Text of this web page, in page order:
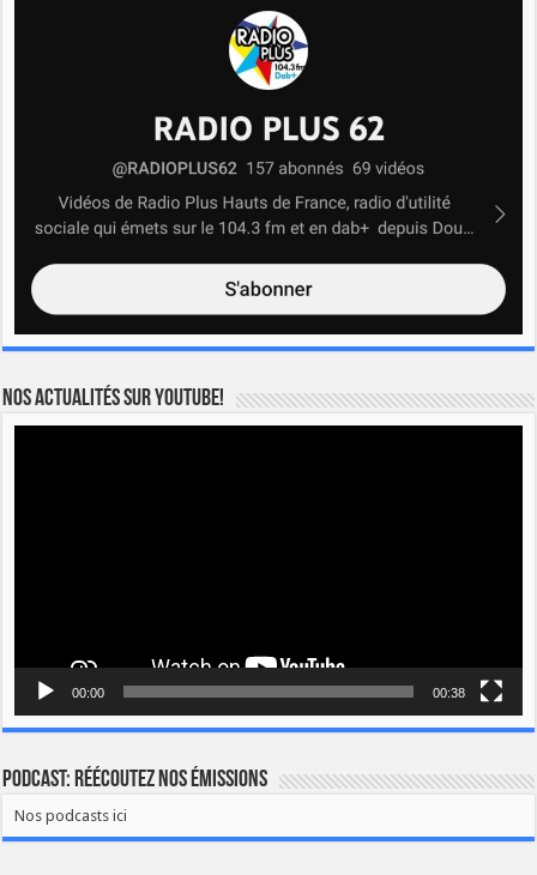
Nos actualités sur YOUTUBE!
00:00 00:38
Podcast: Réécoutez nos émissions
Nos podcasts ici